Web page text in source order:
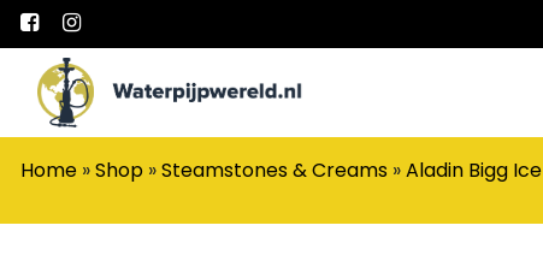
Main Navigation
Home »Shop »Steamstones & Creams »Aladin Bigg